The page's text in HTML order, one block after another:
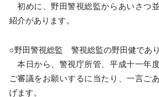
初めに、野田警視総監からあいさつ
紹介があります。
○野田警視総監 警視総監の野田健であり
本日から、警視庁所管、平成十一年
ご審議をお願いするに当たり、一言ご
げます。